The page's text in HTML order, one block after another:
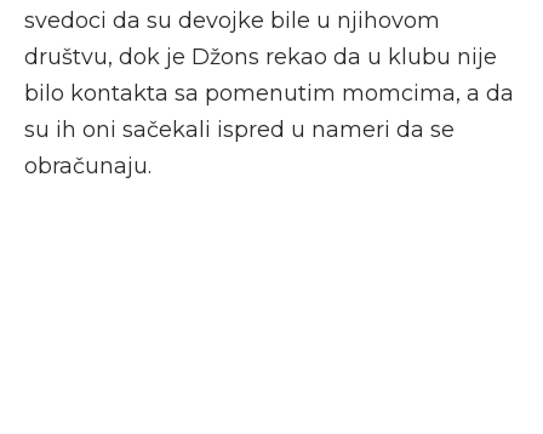
svedoci da su devojke bile u njihovom
društvu, dok je Džons rekao da u klubu nije
bilo kontakta sa pomenutim momcima, a da
su ih oni sačekali ispred u nameri da se
obračunaju.